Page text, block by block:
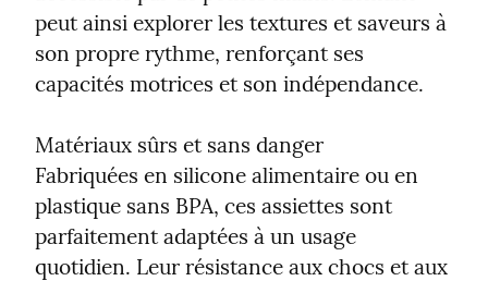
peut ainsi explorer les textures et saveurs à
son propre rythme, renforçant ses
capacités motrices et son indépendance.
Matériaux sûrs et sans danger
Fabriquées en silicone alimentaire ou en
plastique sans BPA, ces assiettes sont
parfaitement adaptées à un usage
quotidien. Leur résistance aux chocs et aux